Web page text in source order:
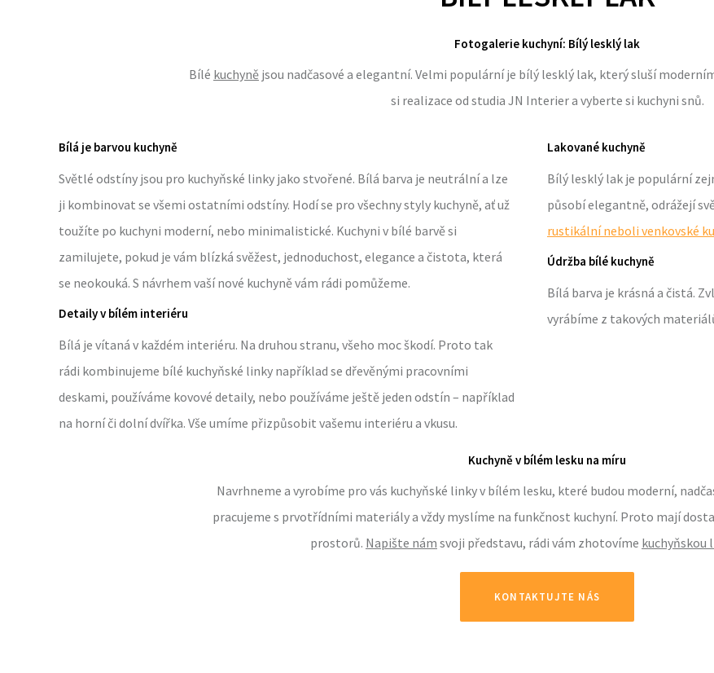
Fotogalerie kuchyní: Bílý lesklý lak
Bílé kuchyně jsou nadčasové a elegantní. Velmi populární je bílý lesklý lak, který sluší
si realizace od studia JN Interier a vyberte si kuchyni snů.
Bílá je barvou kuchyně
Světlé odstíny jsou pro kuchyňské linky jako stvořené. Bílá barva je neutrální a lze
ji kombinovat se všemi ostatními odstíny. Hodí se pro všechny styly kuchyně, ať už
toužíte po kuchyni moderní, nebo minimalistické. Kuchyni v bílé barvě si
zamilujete, pokud je vám blízká svěžest, jednoduchost, elegance a čistota, která
se neokouká. S návrhem vaší nové kuchyně vám rádi pomůžeme.
Detaily v bílém interiéru
Bílá je vítaná v každém interiéru. Na druhou stranu, všeho moc škodí. Proto tak
rádi kombinujeme bílé kuchyňské linky například se dřevěnými pracovními
deskami, používáme kovové detaily, nebo používáme ještě jeden odstín – například
na horní či dolní dvířka. Vše umíme přizpůsobit vašemu interiéru a vkusu.
Lakované kuchyně
Bílý lesklý lak je populární
působí elegantně, odrážejí
rustikální neboli venkovské
Údržba bílé kuchyně
Bílá barva je krásná a čistá.
vyrábíme z takových
Kuchyně v bílém lesku na míru
Navrhneme a vyrobíme pro vás kuchyňské linky v bílém lesku, které budou moderní,
pracujeme s prvotřídními materiály a vždy myslíme na funkčnost kuchyní. Proto mají
prostorů. Napište nám svoji představu, rádi vám zhotovíme kuchyňskou
KONTAKTUJTE NÁS